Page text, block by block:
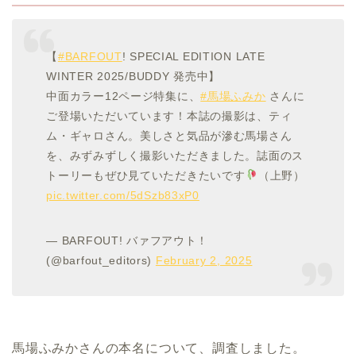
【#BARFOUT! SPECIAL EDITION LATE
WINTER 2025/BUDDY 発売中】
中面カラー12ページ特集に、#馬場ふみか さんに
ご登場いただいています！本誌の撮影は、ティ
ム・ギャロさん。美しさと気品が滲む馬場さん
を、みずみずしく撮影いただきました。誌面のス
トーリーもぜひ見ていただきたいです
（上野）
pic.twitter.com/5dSzb83xP0
— BARFOUT! バァフアウト！
(@barfout_editors) February 2, 2025
馬場ふみかさんの本名について、調査しました。